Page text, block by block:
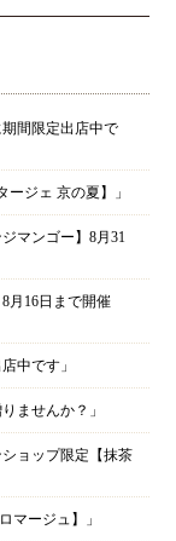
期間限定出店中で
ージェ 京の夏】」
マンゴー】8月31
月16日まで開催
中です」
ませんか？」
ショップ限定【抹茶
マージュ】」